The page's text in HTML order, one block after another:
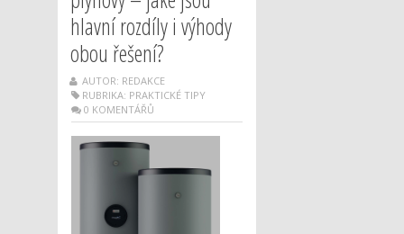
hlavní rozdíly i výhody
obou řešení?
AUTOR: REDAKCE
RUBRIKA: PRAKTICKÉ TIPY
0 KOMENTÁŘŮ